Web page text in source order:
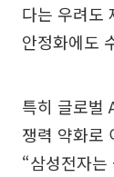
다는 우려도
안정화에도
특히 글로벌
쟁력 약화로
“삼성전자